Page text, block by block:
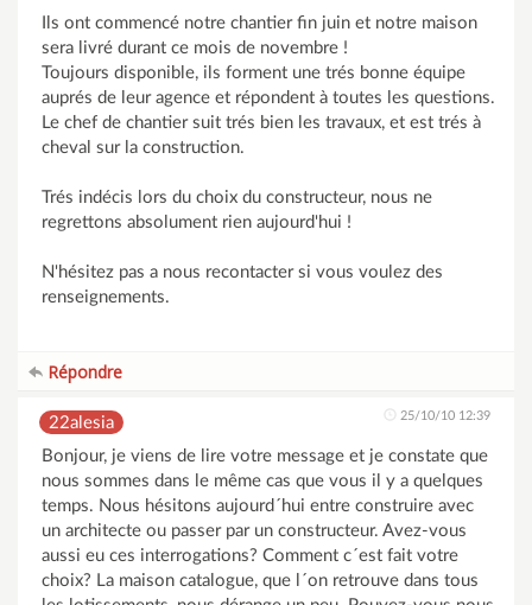
Ils ont commencé notre chantier fin juin et notre maison
sera livré durant ce mois de novembre !
Toujours disponible, ils forment une trés bonne équipe
auprés de leur agence et répondent à toutes les questions.
Le chef de chantier suit trés bien les travaux, et est trés à
cheval sur la construction.
Trés indécis lors du choix du constructeur, nous ne
regrettons absolument rien aujourd'hui !
N'hésitez pas a nous recontacter si vous voulez des
renseignements.
Répondre
22alesia 25/10/10 12:39
Bonjour, je viens de lire votre message et je constate que
nous sommes dans le même cas que vous il y a quelques
temps. Nous hésitons aujourd´hui entre construire avec
un architecte ou passer par un constructeur. Avez-vous
aussi eu ces interrogations? Comment c´est fait votre
choix? La maison catalogue, que l´on retrouve dans tous